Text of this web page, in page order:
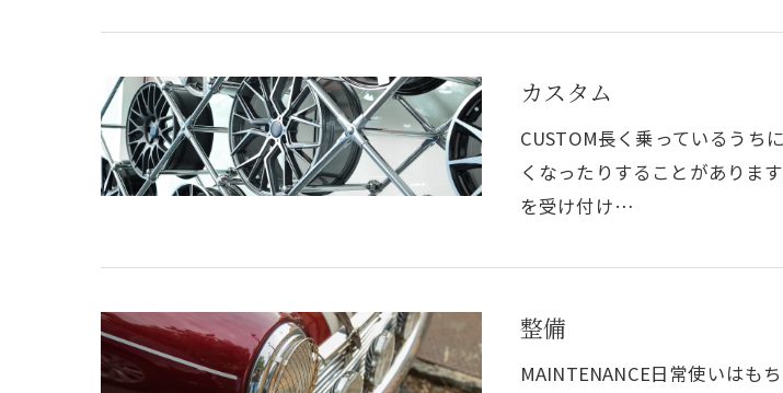
カスタム
CUSTOM長く乗っているうち
くなったりすることがありま
を受け付け…
整備
MAINTENANCE日常使いはも